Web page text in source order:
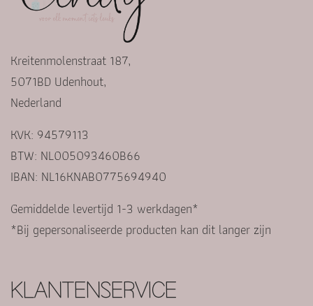
Kreitenmolenstraat 187,
5071BD Udenhout,
Nederland
KVK: 94579113
BTW: NL005093460B66
IBAN: NL16KNAB0775694940
Gemiddelde levertijd 1-3 werkdagen*
*Bij gepersonaliseerde producten kan dit langer zijn
KLANTENSERVICE